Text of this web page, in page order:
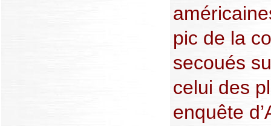
pic de la
secoués
celui des
enquête